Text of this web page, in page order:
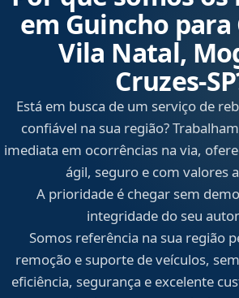
em Guincho para
Vila Natal,
Está em busca de um serviço de
confiável na sua região?
imediata em ocorrências na via,
ágil, seguro e com valores
A prioridade é chegar sem
integridade do seu
Somos referência na sua região
remoção e suporte de veículos,
eficiência, segurança e excelente